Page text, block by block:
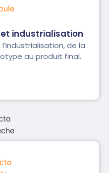
industrialisation
de la
au produit final.